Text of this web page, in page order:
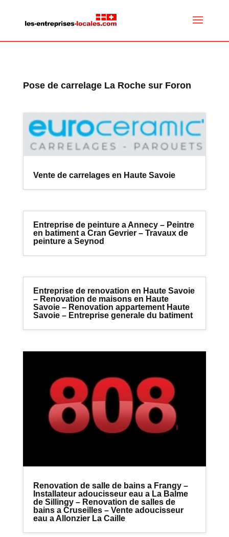
Pose de carrelage La Roche sur Foron
Vente de carrelages en Haute Savoie
Entreprise de peinture a Annecy – Peintre
en batiment a Cran Gevrier – Travaux de
peinture a Seynod
Entreprise de renovation en Haute Savoie
– Renovation de maisons en Haute
Savoie – Renovation appartement Haute
Savoie – Entreprise generale du batiment
Renovation de salle de bains a Frangy –
Installateur adoucisseur eau a La Balme
de Sillingy – Renovation de salles de
bains a Cruseilles – Vente adoucisseur
eau a Allonzier La Caille